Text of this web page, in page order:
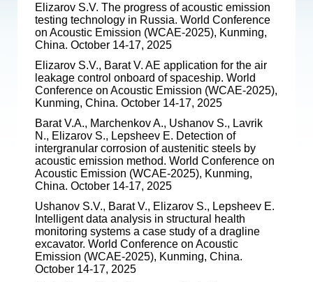
Elizarov S.V. The progress of acoustic emission
testing technology in Russia. World Conference
on Acoustic Emission (WCAE-2025), Kunming,
China. October 14-17, 2025
Elizarov S.V., Barat V. AE application for the air
leakage control onboard of spaceship. World
Conference on Acoustic Emission (WCAE-2025),
Kunming, China. October 14-17, 2025
Barat V.A., Marchenkov A., Ushanov S., Lavrik
N., Elizarov S., Lepsheev E. Detection of
intergranular corrosion of austenitic steels by
acoustic emission method. World Conference on
Acoustic Emission (WCAE-2025), Kunming,
China. October 14-17, 2025
Ushanov S.V., Barat V., Elizarov S., Lepsheev E.
Intelligent data analysis in structural health
monitoring systems a case study of a dragline
excavator. World Conference on Acoustic
Emission (WCAE-2025), Kunming, China.
October 14-17, 2025